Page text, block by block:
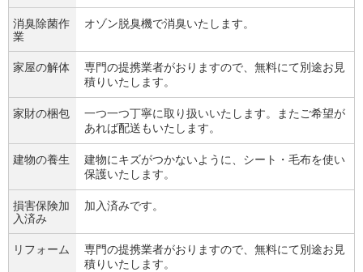
消臭除菌作
業
オゾン脱臭機で消臭いたします。
家屋の解体
専門の提携業者がおりますので、無料にて別途お見
積りいたします。
家財の梱包
一つ一つ丁寧に取り扱いいたします。またご希望が
あれば配送もいたします。
建物の養生
建物にキズがつかないように、シート・毛布を使い
保護いたします。
損害保険加
入済み
加入済みです。
リフォーム
専門の提携業者がおりますので、無料にて別途お見
積りいたします。